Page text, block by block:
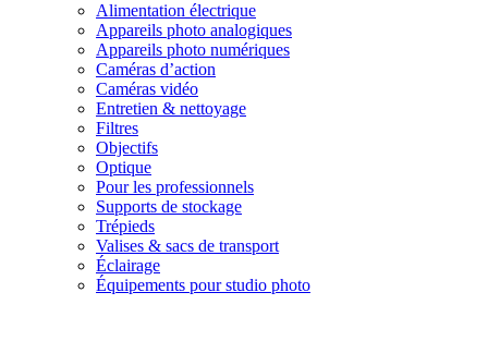
Alimentation électrique
Appareils photo analogiques
Appareils photo numériques
Caméras d’action
Caméras vidéo
Entretien & nettoyage
Filtres
Objectifs
Optique
Pour les professionnels
Supports de stockage
Trépieds
Valises & sacs de transport
Éclairage
Équipements pour studio photo